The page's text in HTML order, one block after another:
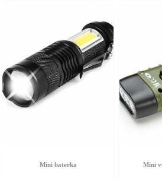
Mini baterka Mini